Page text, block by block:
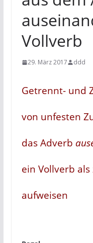
Vollverb
29. März 2017 ddd
Getrennt- und
von unfesten
das Adverb
ein Vollverb
aufweisen